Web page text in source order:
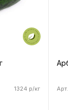
1324 р/кг